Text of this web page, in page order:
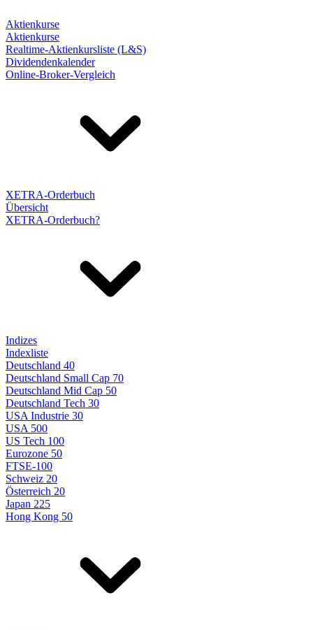
Aktienkurse
Aktienkurse
Realtime-Aktienkursliste (L&S)
Dividendenkalender
Online-Broker-Vergleich
XETRA-Orderbuch
Übersicht
XETRA-Orderbuch?
Indizes
Indexliste
Deutschland 40
Deutschland Small Cap 70
Deutschland Mid Cap 50
Deutschland Tech 30
USA Industrie 30
USA 500
US Tech 100
Eurozone 50
FTSE-100
Schweiz 20
Österreich 20
Japan 225
Hong Kong 50